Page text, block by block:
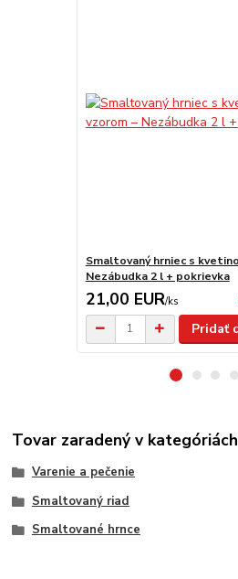
Smaltovaný hrniec s
Nezábudka 2 l + pokrievka
21,00 EUR/ks
Pridať
Tovar zaradený v kategóriách
Varenie a pečenie
Smaltovaný riad
Smaltované hrnce